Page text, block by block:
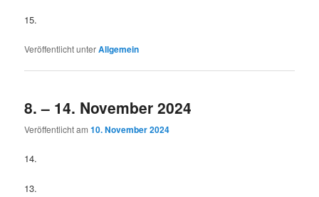
15.
Veröffentlicht unterAllgemein
8. – 14. November 2024
Veröffentlicht am10. November 2024
14.
13.